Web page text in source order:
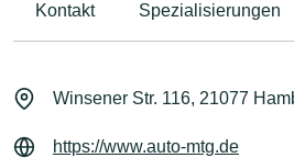
Kontakt Spezialisierungen
Winsener Str. 116, 21077
https://www.auto-mtg.de